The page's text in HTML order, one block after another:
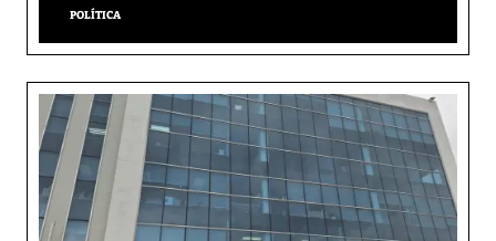
POLÍTICA